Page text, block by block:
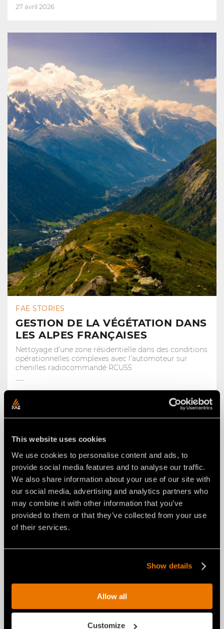
This website uses cookies
We use cookies to personalise content and ads, to
provide social media features and to analyse our traffic.
We also share information about your use of our site with
our social media, advertising and analytics partners who
may combine it with other information that you’ve
provided to them or that they’ve collected from your use
of their services.
Show details
Allow all
Customize
27 avril 2026
FAE STORIES
GESTION DE LA VÉGÉTATION DANS
LES ALPES FRANÇAISES
Nettoyage d’une zone résidentielle dans des conditions
opérationnelles complexes avec l’automoteur sur
chenilles radiocommandé RCU55